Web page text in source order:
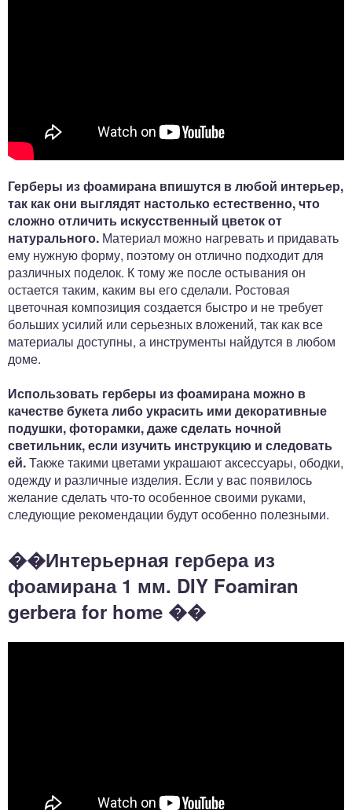
Герберы из фоамирана впишутся в любой интерьер,
так как они выглядят настолько естественно, что
сложно отличить искусственный цветок от
натурального. Материал можно нагревать и придавать
ему нужную форму, поэтому он отлично подходит для
различных поделок. К тому же после остывания он
остается таким, каким вы его сделали. Ростовая
цветочная композиция создается быстро и не требует
больших усилий или серьезных вложений, так как все
материалы доступны, а инструменты найдутся в любом
доме.
Использовать герберы из фоамирана можно в
качестве букета либо украсить ими декоративные
подушки, фоторамки, даже сделать ночной
светильник, если изучить инструкцию и следовать
ей.Также такими цветами украшают аксессуары, ободки,
одежду и различные изделия. Если у вас появилось
желание сделать что-то особенное своими руками,
следующие рекомендации будут особенно полезными.
��Интерьерная гербера из
фоамирана 1 мм. DIY Foamiran
gerbera for home ��